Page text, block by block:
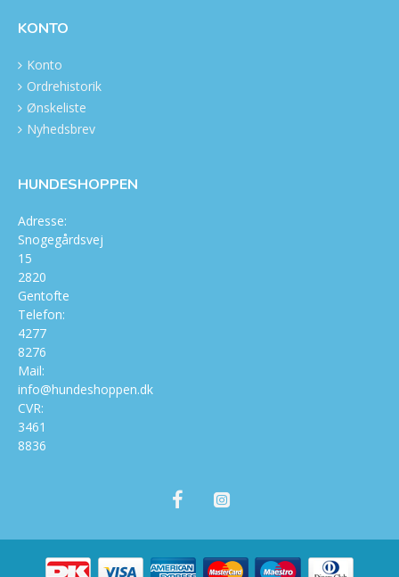
KONTO
Konto
Ordrehistorik
Ønskeliste
Nyhedsbrev
HUNDESHOPPEN
Adresse:
Snogegårdsvej
15
2820
Gentofte
Telefon:
4277
8276
Mail:
info@hundeshoppen.dk
CVR:
3461
8836